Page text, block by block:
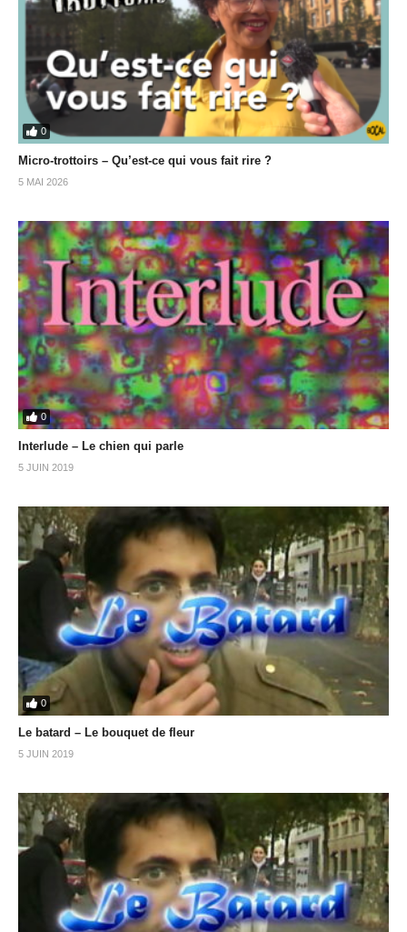
0
Micro-trottoirs – Qu’est-ce qui vous fait rire ?
5 MAI 2026
0
Interlude – Le chien qui parle
5 JUIN 2019
0
Le batard – Le bouquet de fleur
5 JUIN 2019